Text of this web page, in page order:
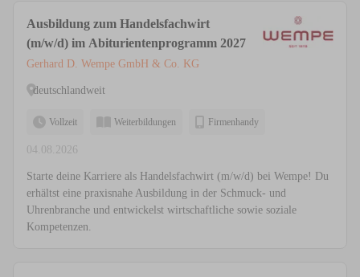
Ausbildung zum Handelsfachwirt
(m/w/d) im Abiturientenprogramm 2027
Gerhard D. Wempe GmbH & Co. KG
deutschlandweit
Vollzeit Weiterbildungen Firmenhandy
04.08.2026
Starte deine Karriere als Handelsfachwirt (m/w/d) bei Wempe! Du
erhältst eine praxisnahe Ausbildung in der Schmuck- und
Uhrenbranche und entwickelst wirtschaftliche sowie soziale
Kompetenzen.